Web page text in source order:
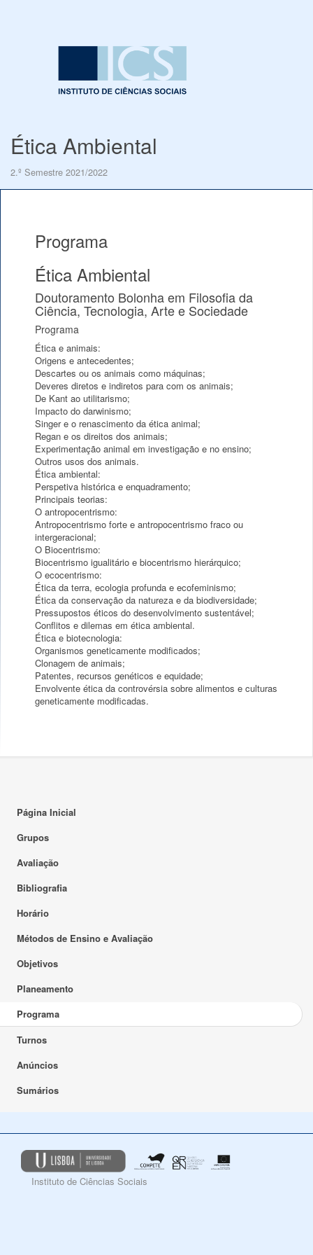
Ética Ambiental
2.º Semestre 2021/2022
Programa
Ética Ambiental
Doutoramento Bolonha em Filosofia da
Ciência, Tecnologia, Arte e Sociedade
Programa
Ética e animais:
Origens e antecedentes;
Descartes ou os animais como máquinas;
Deveres diretos e indiretos para com os animais;
De Kant ao utilitarismo;
Impacto do darwinismo;
Singer e o renascimento da ética animal;
Regan e os direitos dos animais;
Experimentação animal em investigação e no ensino;
Outros usos dos animais.
Ética ambiental:
Perspetiva histórica e enquadramento;
Principais teorias:
O antropocentrismo:
Antropocentrismo forte e antropocentrismo fraco ou
intergeracional;
O Biocentrismo:
Biocentrismo igualitário e biocentrismo hierárquico;
O ecocentrismo:
Ética da terra, ecologia profunda e ecofeminismo;
Ética da conservação da natureza e da biodiversidade;
Pressupostos éticos do desenvolvimento sustentável;
Conflitos e dilemas em ética ambiental.
Ética e biotecnologia:
Organismos geneticamente modificados;
Clonagem de animais;
Patentes, recursos genéticos e equidade;
Envolvente ética da controvérsia sobre alimentos e culturas
geneticamente modificadas.
Página Inicial
Grupos
Avaliação
Bibliografia
Horário
Métodos de Ensino e Avaliação
Objetivos
Planeamento
Programa
Turnos
Anúncios
Sumários
Instituto de Ciências Sociais